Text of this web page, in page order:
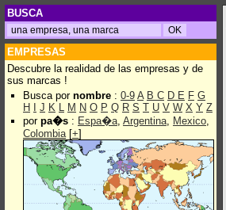
BUSCA
EMPRESAS
Descubre la realidad de las empresas y de
sus marcas !
Busca por nombre : 0-9 A B C D E F G
H
J K L M N O P Q R S T U V W X Y Z
por pa�s : Espa�a, Argentina, Mexico,
Colombia[+]